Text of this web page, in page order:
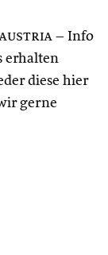
– Info
erhalten
diese hier
gerne